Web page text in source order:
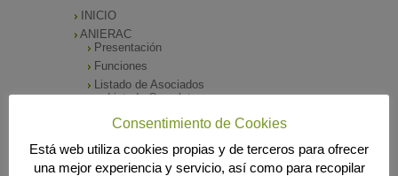
INICIO
ANIERAC
Presentación
Funciones
Listado de Asociados
Listado Completo
Como asociarse
SALA DE PRENSA
Notas de Prensa
Consentimiento de Cookies
Está web utiliza cookies propias y de terceros para ofrecer
una mejor experiencia y servicio, así como para recopilar